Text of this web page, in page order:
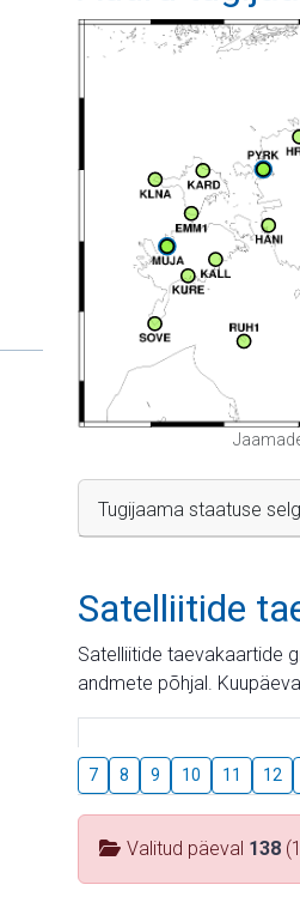
Tugijaama staatuse
Satelliitide
Satelliitide taevakaartide
andmete põhjal.
7 8 9 10 11 12
Valitud päeval 138